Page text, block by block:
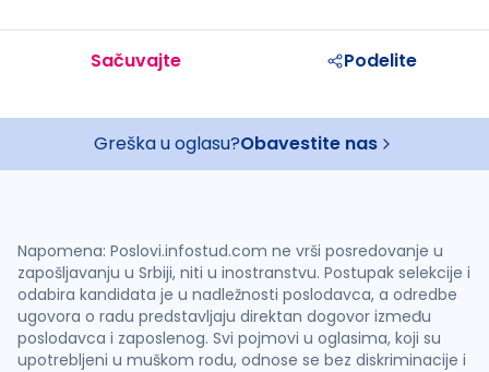
Sačuvajte Podelite
Greška u oglasu?Obavestite nas
Napomena: Poslovi.infostud.com ne vrši posredovanje u
zapošljavanju u Srbiji, niti u inostranstvu. Postupak selekcije i
odabira kandidata je u nadležnosti poslodavca, a odredbe
ugovora o radu predstavljaju direktan dogovor između
poslodavca i zaposlenog. Svi pojmovi u oglasima, koji su
upotrebljeni u muškom rodu, odnose se bez diskriminacije i